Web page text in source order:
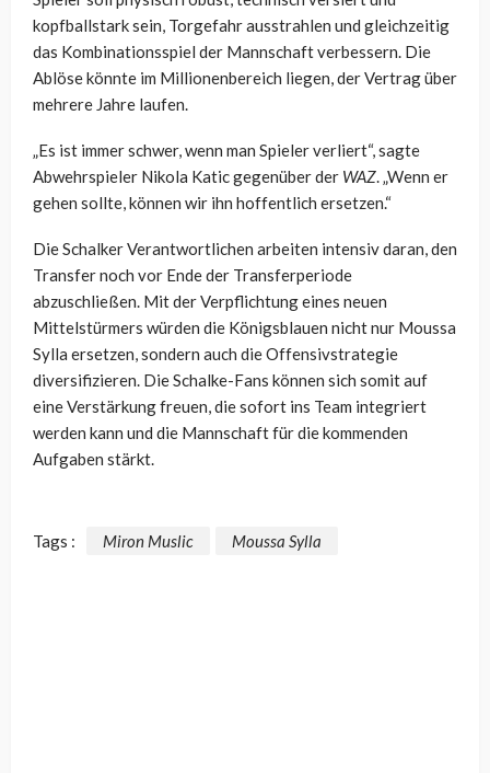
kopfballstark sein, Torgefahr ausstrahlen und gleichzeitig
das Kombinationsspiel der Mannschaft verbessern. Die
Ablöse könnte im Millionenbereich liegen, der Vertrag über
mehrere Jahre laufen.
„Es ist immer schwer, wenn man Spieler verliert“, sagte
Abwehrspieler Nikola Katic gegenüber der WAZ. „Wenn er
gehen sollte, können wir ihn hoffentlich ersetzen.“
Die Schalker Verantwortlichen arbeiten intensiv daran, den
Transfer noch vor Ende der Transferperiode
abzuschließen. Mit der Verpflichtung eines neuen
Mittelstürmers würden die Königsblauen nicht nur Moussa
Sylla ersetzen, sondern auch die Offensivstrategie
diversifizieren. Die Schalke-Fans können sich somit auf
eine Verstärkung freuen, die sofort ins Team integriert
werden kann und die Mannschaft für die kommenden
Aufgaben stärkt.
Tags : Miron Muslic Moussa Sylla